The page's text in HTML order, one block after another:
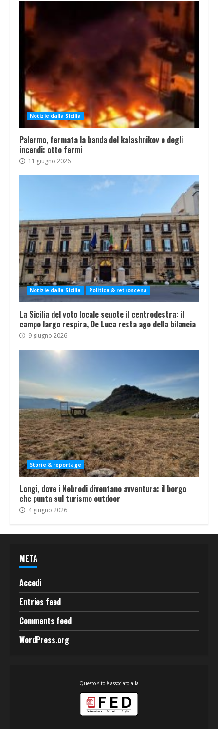
Notizie dalla Sicilia
Palermo, fermata la banda del kalashnikov e degli
incendi: otto fermi
11 giugno 2026
Notizie dalla Sicilia Politica & retroscena
La Sicilia del voto locale scuote il centrodestra: il
campo largo respira, De Luca resta ago della bilancia
9 giugno 2026
Storie & reportage
Longi, dove i Nebrodi diventano avventura: il borgo
che punta sul turismo outdoor
4 giugno 2026
META
Accedi
Entries feed
Comments feed
WordPress.org
Questo sito è associato alla